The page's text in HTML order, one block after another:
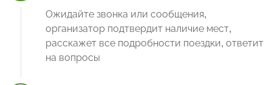
Ожидайте звонка или сообщения,
организатор подтвердит наличие мест,
расскажет все подробности поездки, ответит
на вопросы